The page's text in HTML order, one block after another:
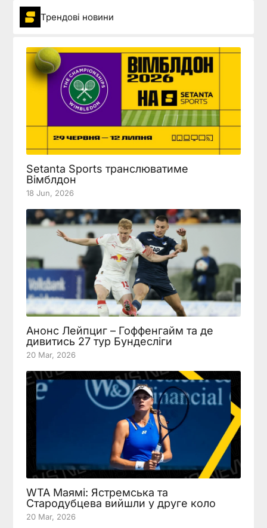
Трендові новини
Setanta Sports транслюватиме
Вімблдон
18 Jun, 2026
Анонс Лейпциг – Гоффенгайм та де
дивитись 27 тур Бундесліги
20 Mar, 2026
WTA Маямі: Ястремська та
Стародубцева вийшли у друге коло
20 Mar, 2026